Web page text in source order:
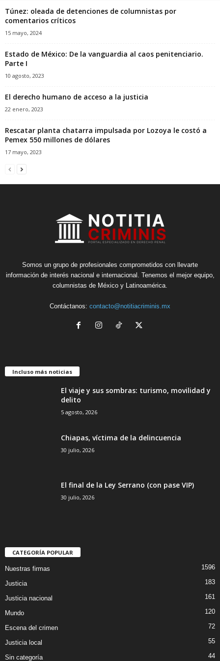
Túnez: oleada de detenciones de columnistas por
comentarios críticos
15 mayo, 2024
Estado de México: De la vanguardia al caos penitenciario.
Parte I
10 agosto, 2023
El derecho humano de acceso a la justicia
22 enero, 2023
Rescatar planta chatarra impulsada por Lozoya le costó a
Pemex 550 millones de dólares
17 mayo, 2023
Somos un grupo de profesionales comprometidos con llevarte
información de interés nacional e internacional. Tenemos el mejor equipo,
columnistas de México y Latinoamérica.
Contáctanos: contacto@notitiacriminis.mx
Incluso más noticias
El viaje y sus sombras: turismo, movilidad y
delito
5 agosto, 2026
Chiapas, víctima de la delincuencia
30 julio, 2026
El final de la Ley Serrano (con pase VIP)
30 julio, 2026
CATEGORÍA POPULAR
Nuestras firmas 1596
Justicia 183
Justicia nacional 161
Mundo 120
Escena del crimen 72
Justicia local 55
Sin categoría 44